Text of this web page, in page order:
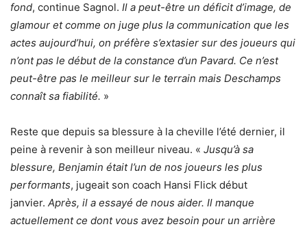
fond, continue Sagnol. Il a peut-être un déficit d’image, de
glamour et comme on juge plus la communication que les
actes aujourd’hui, on préfère s’extasier sur des joueurs qui
n’ont pas le début de la constance d’un Pavard. Ce n’est
peut-être pas le meilleur sur le terrain mais Deschamps
connaît sa fiabilité. »
Reste que depuis sa blessure à la cheville l’été dernier, il
peine à revenir à son meilleur niveau. « Jusqu’à sa
blessure, Benjamin était l’un de nos joueurs les plus
performants, jugeait son coach Hansi Flick début
janvier. Après, il a essayé de nous aider. Il manque
actuellement ce dont vous avez besoin pour un arrière